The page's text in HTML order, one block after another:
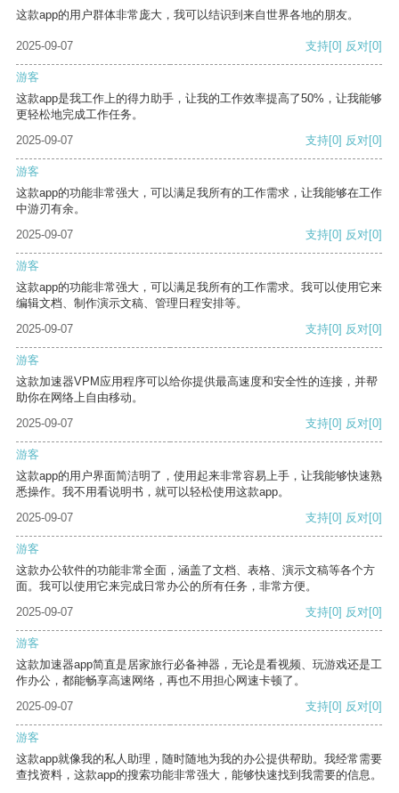
这款app的用户群体非常庞大，我可以结识到来自世界各地的朋友。
2025-09-07 支持[0] 反对[0]
游客
这款app是我工作上的得力助手，让我的工作效率提高了50%，让我能够
更轻松地完成工作任务。
2025-09-07
支持[0] 反对[0]
游客
这款app的功能非常强大，可以满足我所有的工作需求，让我能够在工作
中游刃有余。
2025-09-07
支持[0] 反对[0]
游客
这款app的功能非常强大，可以满足我所有的工作需求。我可以使用它来
编辑文档、制作演示文稿、管理日程安排等。
2025-09-07
支持[0] 反对[0]
游客
这款加速器VPM应用程序可以给你提供最高速度和安全性的连接，并帮
助你在网络上自由移动。
2025-09-07
支持[0] 反对[0]
游客
这款app的用户界面简洁明了，使用起来非常容易上手，让我能够快速熟
悉操作。我不用看说明书，就可以轻松使用这款app。
2025-09-07
支持[0] 反对[0]
游客
这款办公软件的功能非常全面，涵盖了文档、表格、演示文稿等各个方
面。我可以使用它来完成日常办公的所有任务，非常方便。
2025-09-07
支持[0] 反对[0]
游客
这款加速器app简直是居家旅行必备神器，无论是看视频、玩游戏还是工
作办公，都能畅享高速网络，再也不用担心网速卡顿了。
2025-09-07
支持[0] 反对[0]
游客
这款app就像我的私人助理，随时随地为我的办公提供帮助。我经常需要
查找资料，这款app的搜索功能非常强大，能够快速找到我需要的信息。